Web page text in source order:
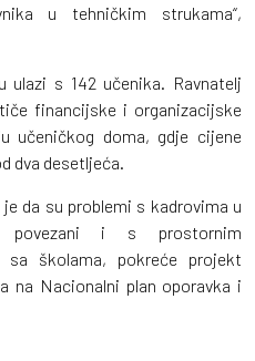
u tehničkim strukama“,
ulazi s 142 učenika. Ravnatelj
financijske i organizacijske
učeničkog doma, gdje cijene
dva desetljeća.
da su problemi s kadrovima u
povezani i s prostornim
sa školama, pokreće projekt
na Nacionalni plan oporavka i